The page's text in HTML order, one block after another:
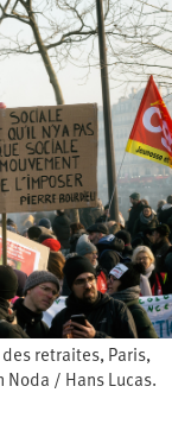
retraites, Paris,
/ Hans Lucas.